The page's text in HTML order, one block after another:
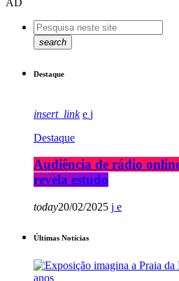
search
Destaque
insert_link
Destaque
Audiência de rádio
revela estudo
today20/02/2025
Últimas Notícias